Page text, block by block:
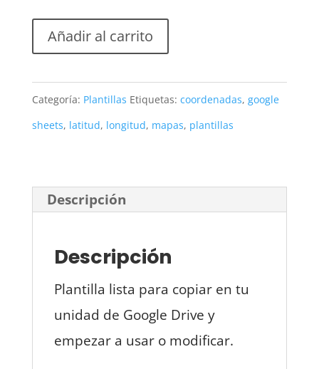
Añadir al carrito
Categoría: Plantillas Etiquetas: coordenadas, google
sheets, latitud, longitud, mapas, plantillas
Descripción
Descripción
Plantilla lista para copiar en tu
unidad de Google Drive y
empezar a usar o modificar.